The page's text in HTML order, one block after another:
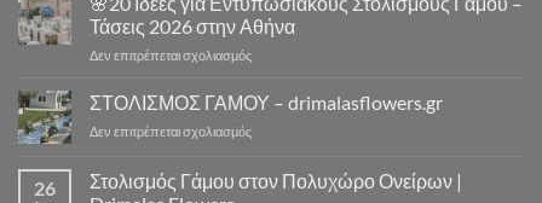
Μοναδικά
Concept
Design
Αξέχαστους
Γάμου
Κοστίζει
ο
Στολισμός
–
Οδηγός
Αθήνα
Τάσεις 2026 στην Αθήνα
Δεν επιτρέπεται σχολιασμόςστο
20
Ιδέες
για
Στολισμούς
ΣΤΟΛΙΣΜΟΣ ΓΑΜΟΥ – drimalasflowers.gr
Δεν επιτρέπεται σχολιασμόςστο
ΓΑΜΟΥ
–
26
Στολισμός Γάμου στον Πολυχώρο Ονείρων |